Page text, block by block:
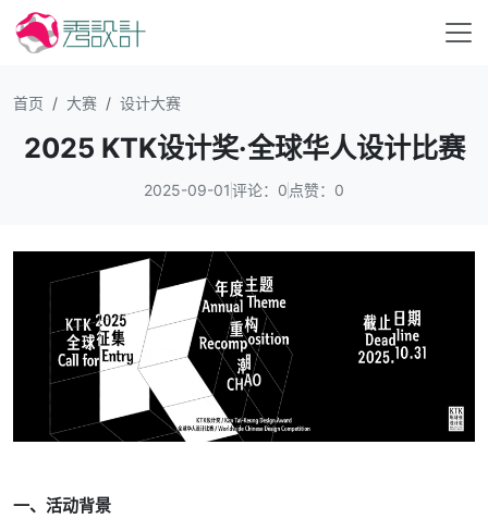
首页 大赛 设计大赛
2025 KTK设计奖·全球华人设计比赛
2025-09-01评论：0 点赞：0
一、活动背景